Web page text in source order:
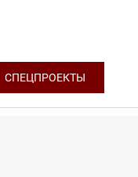
СПЕЦПРОЕКТЫ